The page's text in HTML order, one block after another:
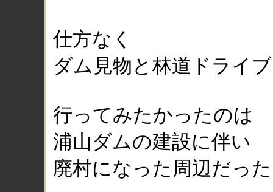
仕方なく
ダム見物と林道ドライ
行ってみたかったのは
浦山ダムの建設に伴い
廃村になった周辺だっ